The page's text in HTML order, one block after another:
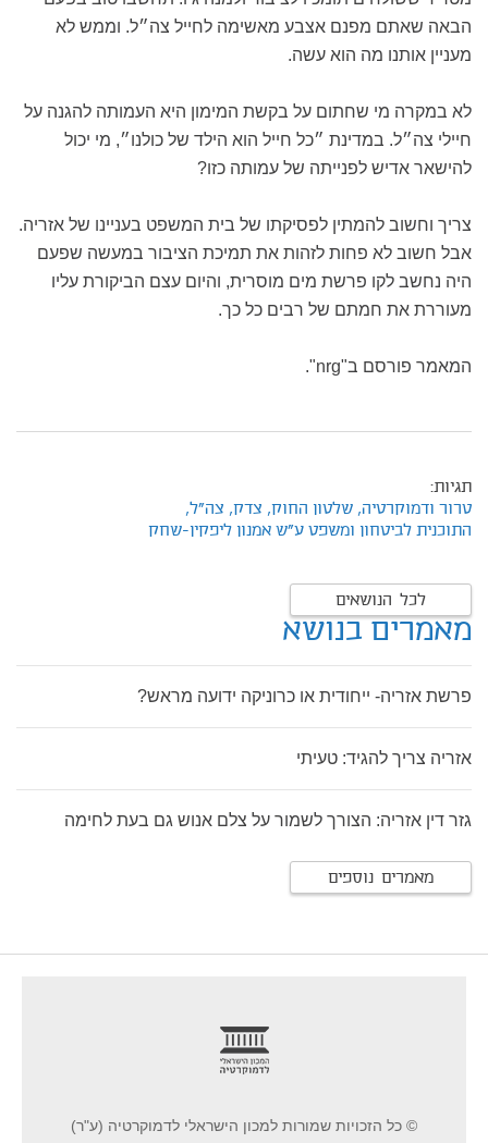
הבאה שאתם מפנם אצבע מאשימה לחייל צה״ל. וממש לא
מעניין אותנו מה הוא עשה.
לא במקרה מי שחתום על בקשת המימון היא העמותה להגנה על
חיילי צה״ל. במדינת ״כל חייל הוא הילד של כולנו״, מי יכול
להישאר אדיש לפנייתה של עמותה כזו?
צריך וחשוב להמתין לפסיקתו של בית המשפט בעניינו של אזריה.
אבל חשוב לא פחות לזהות את תמיכת הציבור במעשה שפעם
היה נחשב לקו פרשת מים מוסרית, והיום עצם הביקורת עליו
מעוררת את חמתם של רבים כל כך.
המאמר פורסם ב"nrg".
תגיות:
טרור ודמוקרטיה, שלטון החוק, צדק, צה"ל,
התוכנית לביטחון ומשפט ע"ש אמנון ליפקין-שחק
לכל הנושאים
מאמרים בנושא
פרשת אזריה- ייחודית או כרוניקה ידועה מראש?
אזריה צריך להגיד: טעיתי
גזר דין אזריה: הצורך לשמור על צלם אנוש גם בעת לחימה
מאמרים נוספים
© כל הזכויות שמורות למכון הישראלי לדמוקרטיה (ע"ר)